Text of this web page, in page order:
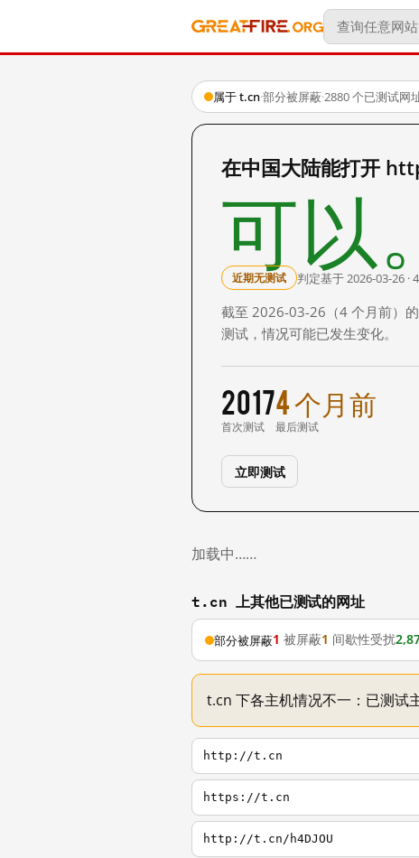
属于 t.cn·部分被屏蔽·2880 个已测试网
在中国大陆能打开
可以。
近期无测试 判定基于 2026-03-26 ·
截至 2026-03-26（4 个月前）
测试，情况可能已发生变化。
2017
首次测试
4 个月前
最后测试
立即测试
加载中……
t.cn 上其他已测试的网址
部分被屏蔽1 被屏蔽1 间歇性受扰
t.cn 下各主机情况不一：已测试
http://t.cn
https://t.cn
http://t.cn/h4DJOU